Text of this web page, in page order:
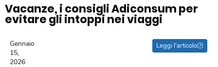
Vacanze, i consigli Adiconsum per
evitare gli intoppi nei viaggi
Gennaio
15,
2026
Leggi l'articolo